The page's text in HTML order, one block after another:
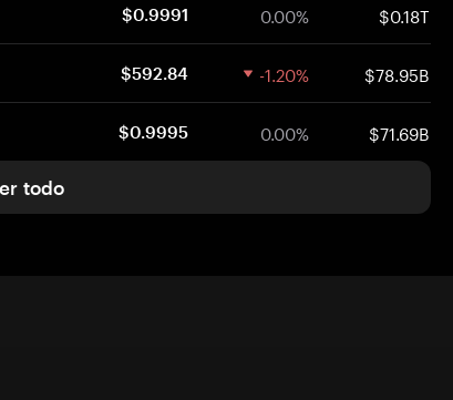
$0.9991 0.00% $0.18T
$592.84 -1.20% $78.95B
$0.9995 0.00% $71.69B
todo